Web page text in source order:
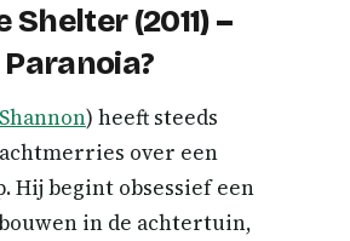
Shelter (2011) –
) heeft steeds
over een
Hij begint obsessief een
in de achtertuin,